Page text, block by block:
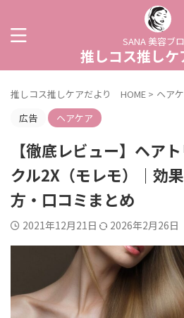
SANA 美容ブ
推しコス推しケ
推しコス推しケアだより HOME > ヘア
広告
ヘアケア
【徹底レビュー】ヘア
クル2X（モレモ）｜効
方・口コミまとめ
2021年12月21日 2026年2月26日